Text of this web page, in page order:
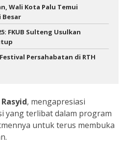
Wali Kota Palu Temui
Besar
FKUB Sulteng Usulkan
Persahabatan di RTH
, mengapresiasi
yang terlibat dalam program
untuk terus membuka